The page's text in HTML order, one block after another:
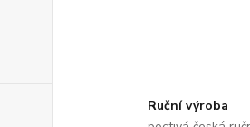
Ruční výroba